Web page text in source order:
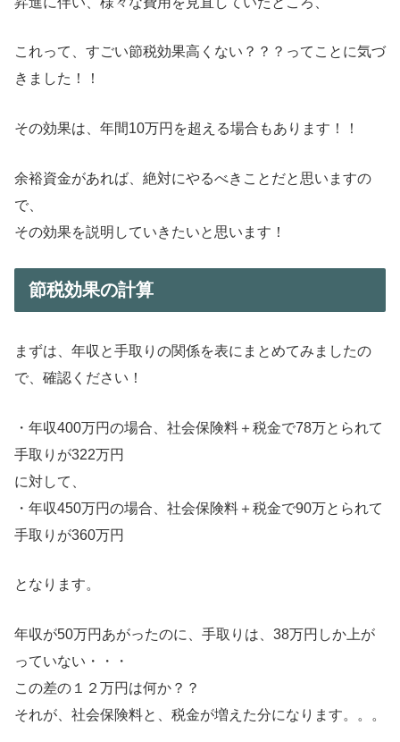
これって、すごい節税効果高くない？？？ってことに気づ
きました！！
その効果は、年間10万円を超える場合もあります！！
余裕資金があれば、絶対にやるべきことだと思いますの
で、
その効果を説明していきたいと思います！
節税効果の計算
まずは、年収と手取りの関係を表にまとめてみましたの
で、確認ください！
・年収400万円の場合、社会保険料＋税金で78万とられて
手取りが322万円
に対して、
・年収450万円の場合、社会保険料＋税金で90万とられて
手取りが360万円
となります。
年収が50万円あがったのに、手取りは、38万円しか上が
っていない・・・
この差の１２万円は何か？？
それが、社会保険料と、税金が増えた分になります。。。